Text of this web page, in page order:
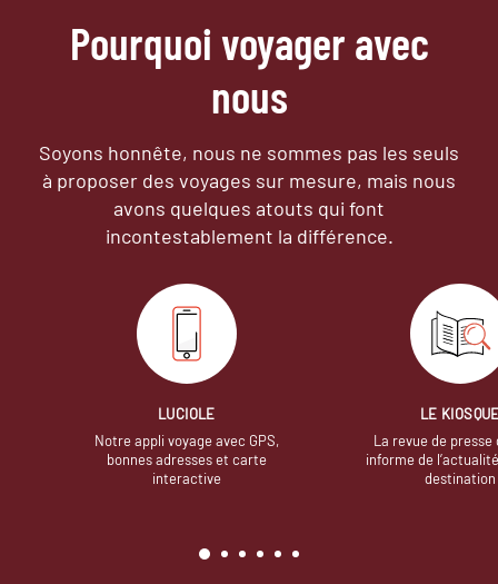
Pourquoi voyager avec
nous
Soyons honnête, nous ne sommes pas les seuls
à proposer des voyages sur mesure, mais nous
avons quelques atouts qui font
incontestablement la différence.
LUCIOLE
Notre appli voyage avec GPS,
bonnes adresses et carte
interactive
LE
La revue de presse
informe de
destination